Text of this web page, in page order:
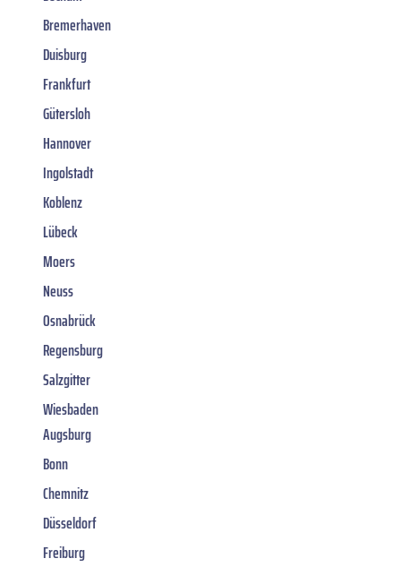
Bremerhaven
Duisburg
Frankfurt
Gütersloh
Hannover
Ingolstadt
Koblenz
Lübeck
Moers
Neuss
Osnabrück
Regensburg
Salzgitter
Wiesbaden
Augsburg
Bonn
Chemnitz
Düsseldorf
Freiburg